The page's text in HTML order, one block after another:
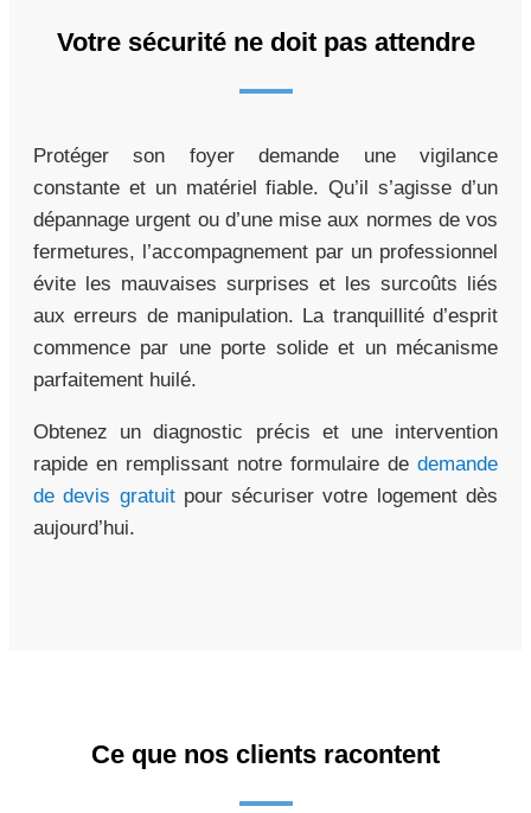
Votre sécurité ne doit pas attendre
Protéger son foyer demande une vigilance
constante et un matériel fiable. Qu’il s’agisse d’un
dépannage urgent ou d’une mise aux normes de vos
fermetures, l’accompagnement par un professionnel
évite les mauvaises surprises et les surcoûts liés
aux erreurs de manipulation. La tranquillité d’esprit
commence par une porte solide et un mécanisme
parfaitement huilé.
Obtenez un diagnostic précis et une intervention
rapide en remplissant notre formulaire de demande
de devis gratuitpour sécuriser votre logement dès
aujourd’hui.
Ce que nos clients racontent